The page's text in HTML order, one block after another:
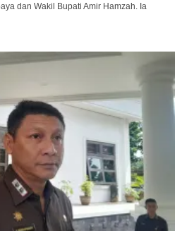
dan Wakil Bupati Amir Hamzah. Ia